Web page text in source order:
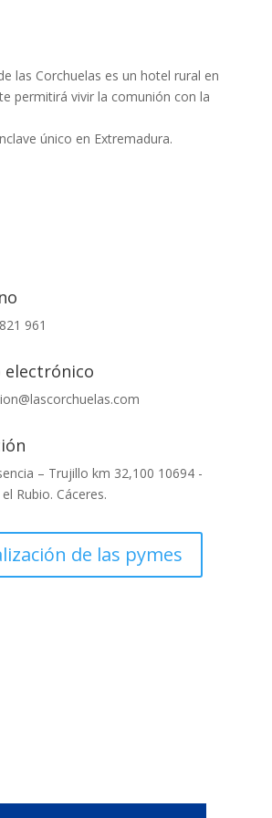
las Corchuelas es un hotel rural en
permitirá vivir la comunión con la
único en Extremadura.
961
electrónico
– Trujillo km 32,100 10694 -
Rubio. Cáceres.
de las pymes